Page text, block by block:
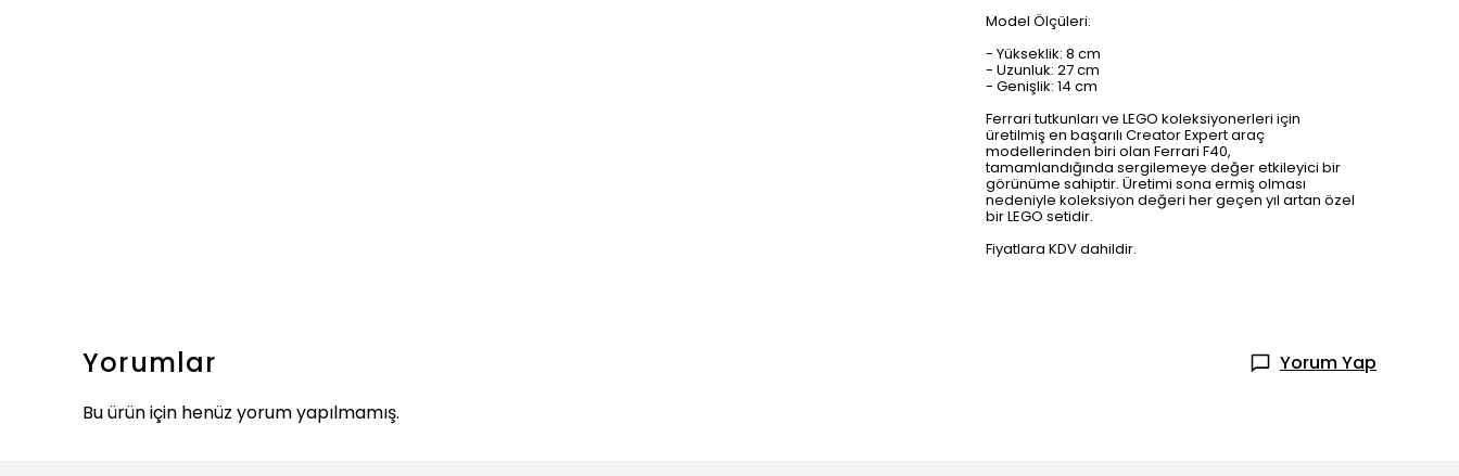
Model Ölçüleri:
- Yükseklik: 8 cm
- Uzunluk: 27 cm
- Genişlik: 14 cm
Ferrari tutkunları ve LEGO koleksiyonerleri için
üretilmiş en başarılı Creator Expert araç
modellerinden biri olan Ferrari F40,
tamamlandığında sergilemeye değer etkileyici bir
görünüme sahiptir. Üretimi sona ermiş olması
nedeniyle koleksiyon değeri her geçen yıl artan özel
bir LEGO setidir.
Fiyatlara KDV dahildir.
Yorumlar
Yorum Yap
Bu ürün için henüz yorum yapılmamış.